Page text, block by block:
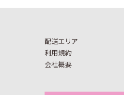
配送エリア
利用規約
会社概要